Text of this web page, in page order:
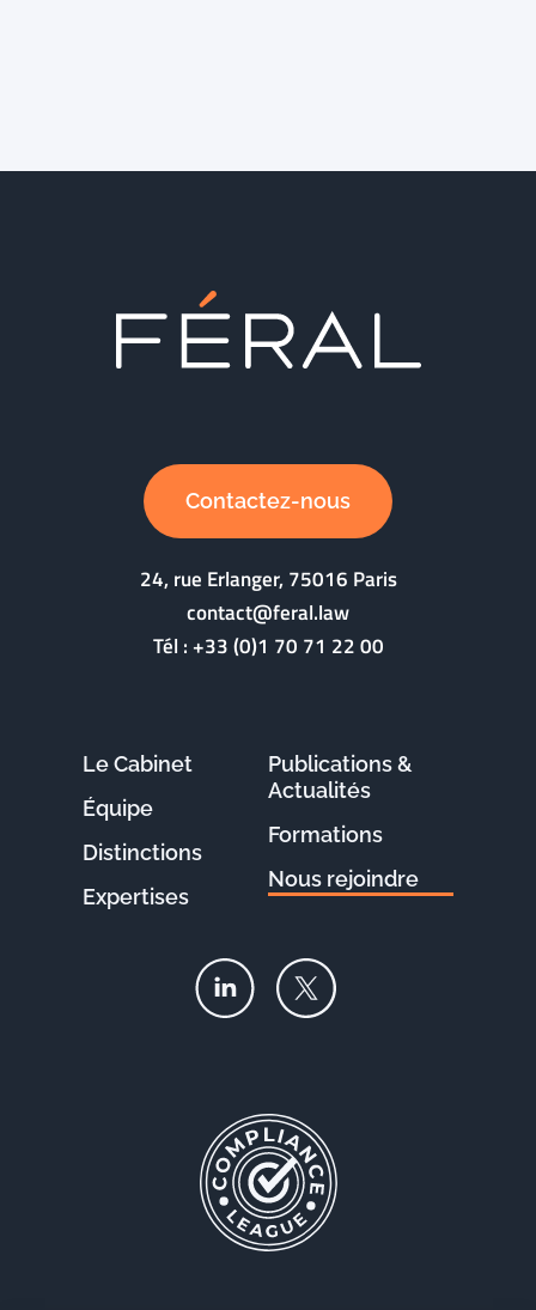
Contactez-nous
24, rue Erlanger, 75016 Paris
contact@feral.law
Tél :+33 (0)1 70 71 22 00
Le Cabinet
Équipe
Distinctions
Expertises
Publications &
Actualités
Formations
Nous rejoindre